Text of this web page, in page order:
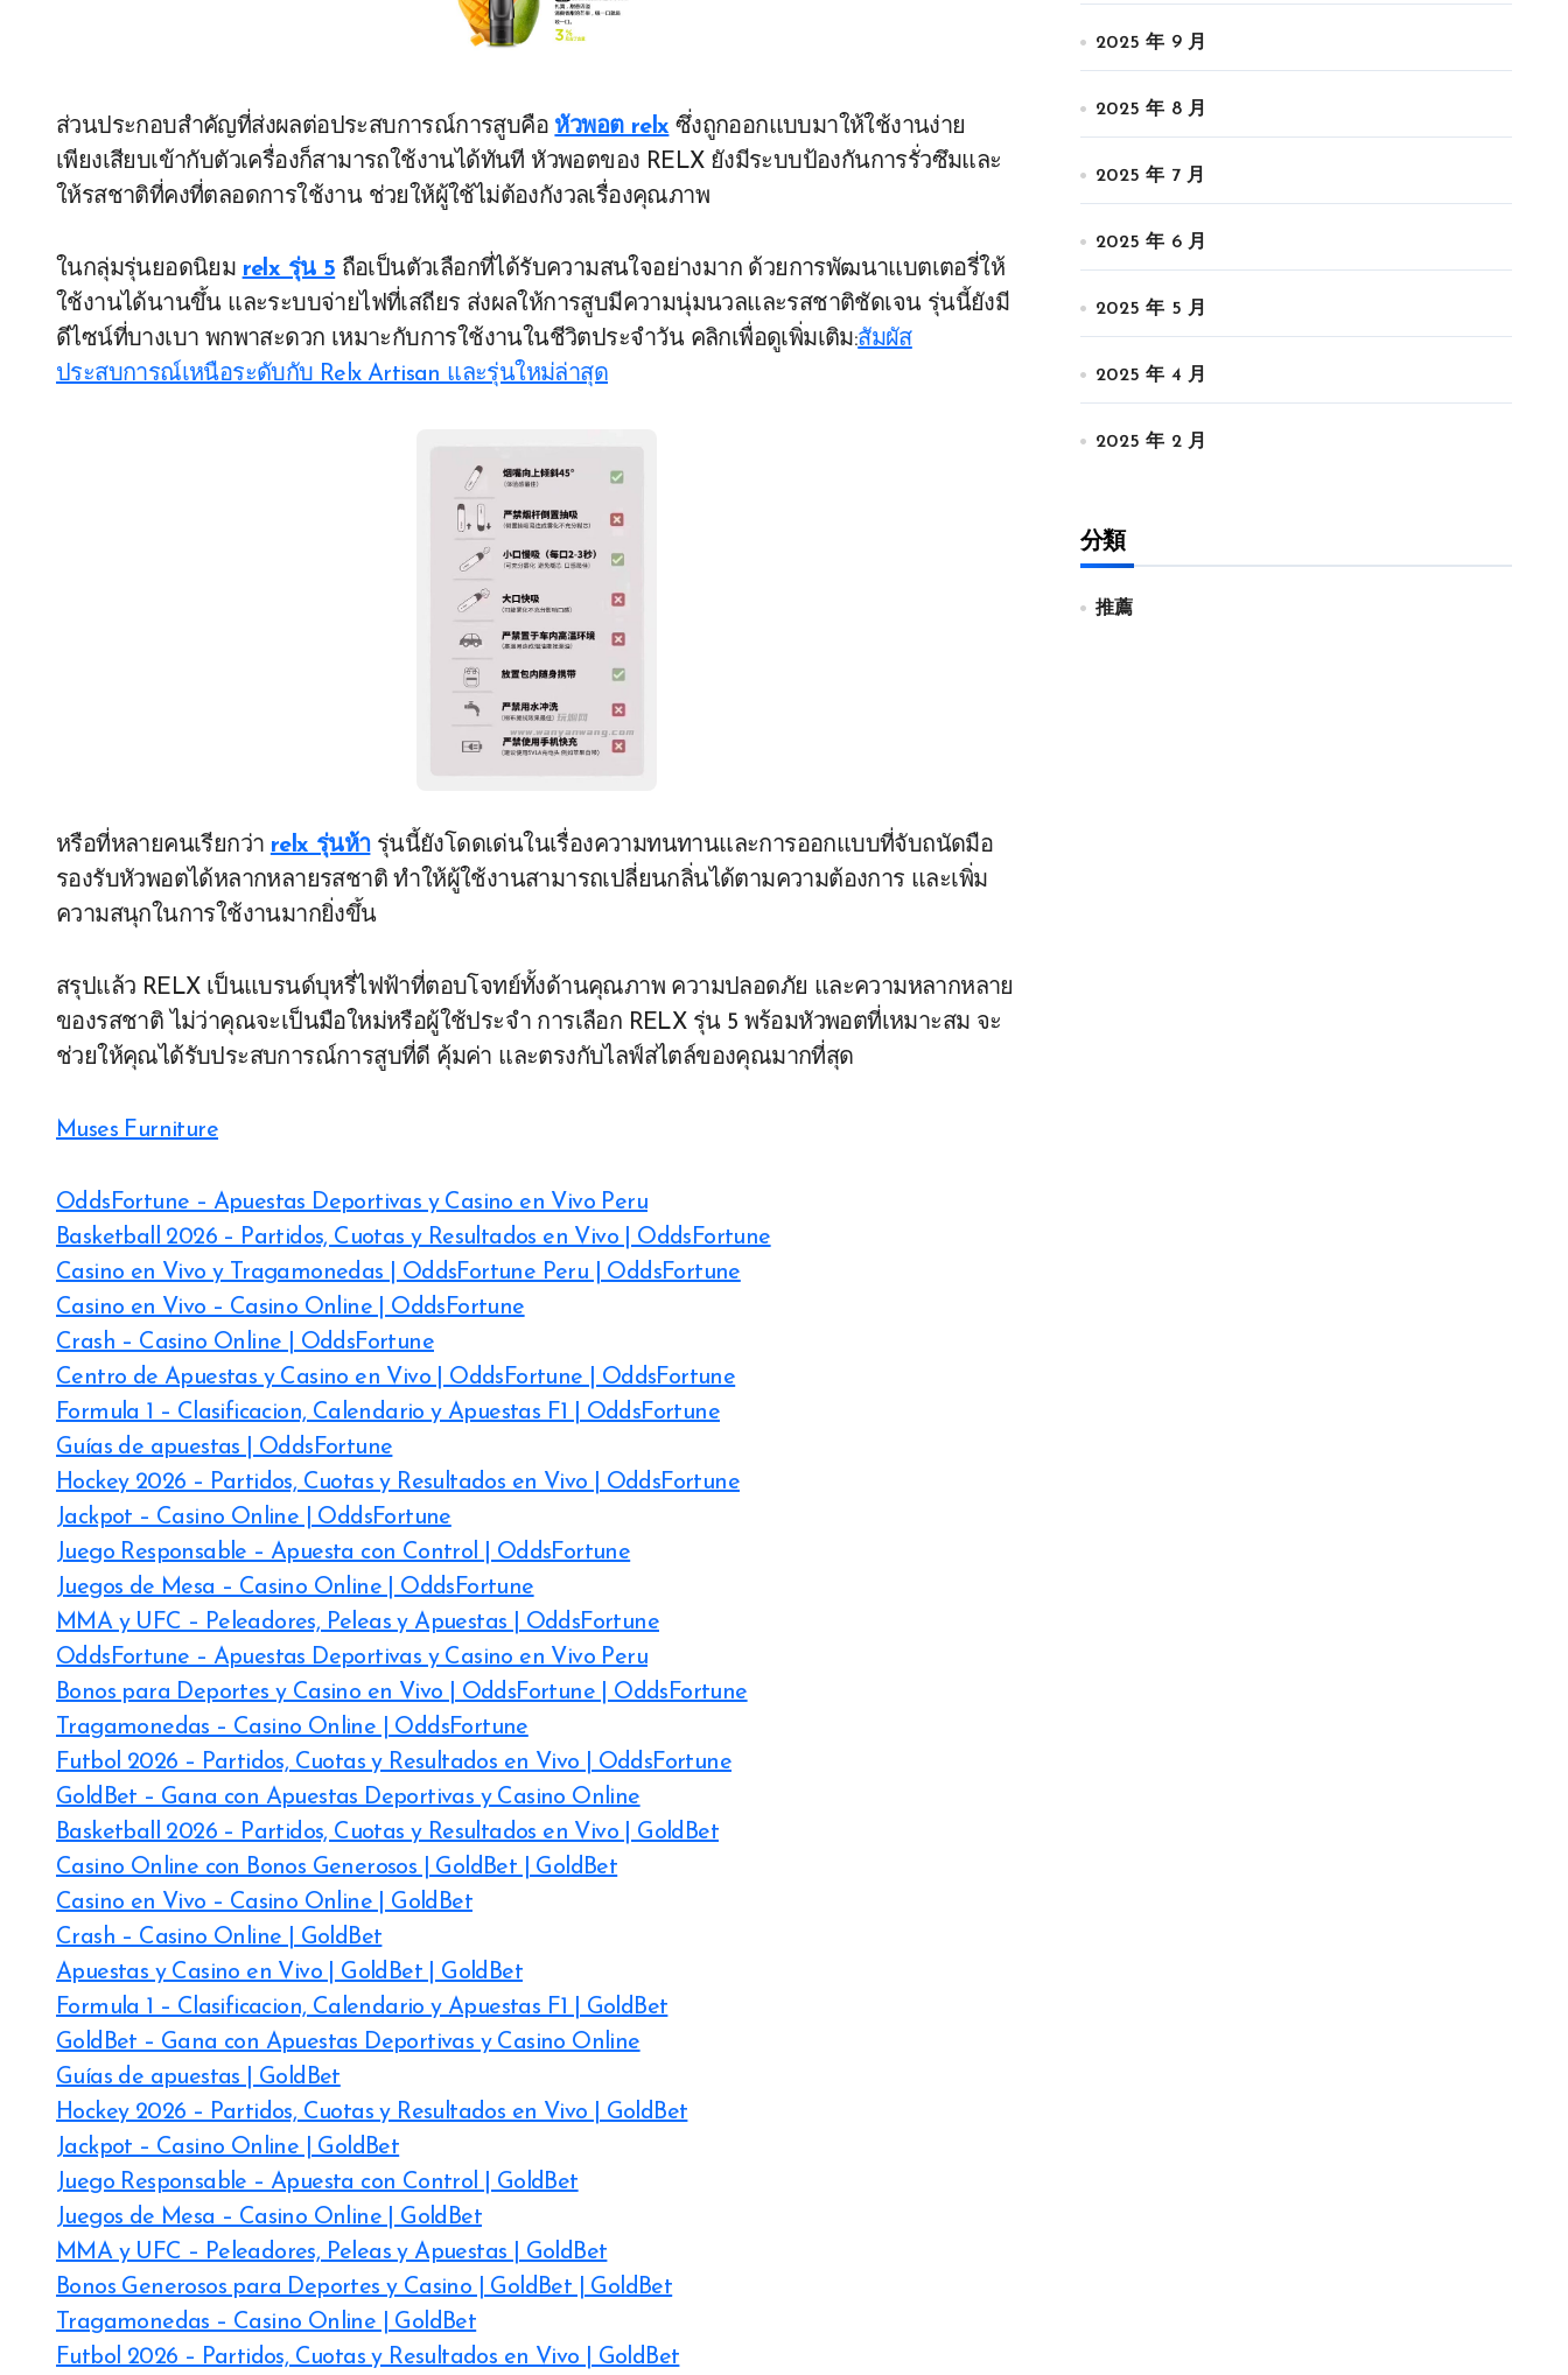
ส่วนประกอบสำคัญที่ส่งผลต่อประสบการณ์การสูบคือ หัวพอต relx ซึ่งถูกออกแบบมาให้ใช้งานง่าย
เพียงเสียบเข้ากับตัวเครื่องก็สามารถใช้งานได้ทันที หัวพอตของ RELX ยังมีระบบป้องกันการรั่วซึมและ
ให้รสชาติที่คงที่ตลอดการใช้งาน ช่วยให้ผู้ใช้ไม่ต้องกังวลเรื่องคุณภาพ
ในกลุ่มรุ่นยอดนิยม relx รุ่น 5 ถือเป็นตัวเลือกที่ได้รับความสนใจอย่างมาก ด้วยการพัฒนาแบตเตอรี่ให้
ใช้งานได้นานขึ้น และระบบจ่ายไฟที่เสถียร ส่งผลให้การสูบมีความนุ่มนวลและรสชาติชัดเจน รุ่นนี้ยังมี
ดีไซน์ที่บางเบา พกพาสะดวก เหมาะกับการใช้งานในชีวิตประจำวัน คลิกเพื่อดูเพิ่มเติม:สัมผัส
ประสบการณ์เหนือระดับกับ Relx Artisan และรุ่นใหม่ล่าสุด
หรือที่หลายคนเรียกว่า relx รุ่นห้ารุ่นนี้ยังโดดเด่นในเรื่องความทนทานและการออกแบบที่จับถนัดมือ
รองรับหัวพอตได้หลากหลายรสชาติ ทำให้ผู้ใช้งานสามารถเปลี่ยนกลิ่นได้ตามความต้องการ และเพิ่ม
ความสนุกในการใช้งานมากยิ่งขึ้น
สรุปแล้ว RELX เป็นแบรนด์บุหรี่ไฟฟ้าที่ตอบโจทย์ทั้งด้านคุณภาพ ความปลอดภัย และความหลากหลาย
ของรสชาติ ไม่ว่าคุณจะเป็นมือใหม่หรือผู้ใช้ประจำ การเลือก RELX รุ่น 5 พร้อมหัวพอตที่เหมาะสม จะ
ช่วยให้คุณได้รับประสบการณ์การสูบที่ดี คุ้มค่า และตรงกับไลฟ์สไตล์ของคุณมากที่สุด
Muses Furniture
OddsFortune – Apuestas Deportivas y Casino en Vivo Peru
Basketball 2026 – Partidos, Cuotas y Resultados en Vivo | OddsFortune
Casino en Vivo y Tragamonedas | OddsFortune Peru | OddsFortune
Casino en Vivo – Casino Online | OddsFortune
Crash – Casino Online | OddsFortune
Centro de Apuestas y Casino en Vivo | OddsFortune | OddsFortune
Formula 1 – Clasificacion, Calendario y Apuestas F1 | OddsFortune
Guías de apuestas | OddsFortune
Hockey 2026 – Partidos, Cuotas y Resultados en Vivo | OddsFortune
Jackpot – Casino Online | OddsFortune
Juego Responsable – Apuesta con Control | OddsFortune
Juegos de Mesa – Casino Online | OddsFortune
MMA y UFC – Peleadores, Peleas y Apuestas | OddsFortune
OddsFortune – Apuestas Deportivas y Casino en Vivo Peru
Bonos para Deportes y Casino en Vivo | OddsFortune | OddsFortune
Tragamonedas – Casino Online | OddsFortune
Futbol 2026 – Partidos, Cuotas y Resultados en Vivo | OddsFortune
GoldBet – Gana con Apuestas Deportivas y Casino Online
Basketball 2026 – Partidos, Cuotas y Resultados en Vivo | GoldBet
Casino Online con Bonos Generosos | GoldBet | GoldBet
Casino en Vivo – Casino Online | GoldBet
Crash – Casino Online | GoldBet
Apuestas y Casino en Vivo | GoldBet | GoldBet
Formula 1 – Clasificacion, Calendario y Apuestas F1 | GoldBet
GoldBet – Gana con Apuestas Deportivas y Casino Online
Guías de apuestas | GoldBet
Hockey 2026 – Partidos, Cuotas y Resultados en Vivo | GoldBet
Jackpot – Casino Online | GoldBet
Juego Responsable – Apuesta con Control | GoldBet
Juegos de Mesa – Casino Online | GoldBet
MMA y UFC – Peleadores, Peleas y Apuestas | GoldBet
Bonos Generosos para Deportes y Casino | GoldBet | GoldBet
Tragamonedas – Casino Online | GoldBet
Futbol 2026 – Partidos, Cuotas y Resultados en Vivo | GoldBet
2025 年 9 月
2025 年 8 月
2025 年 7 月
2025 年 6 月
2025 年 5 月
2025 年 4 月
2025 年 2 月
分類
推薦